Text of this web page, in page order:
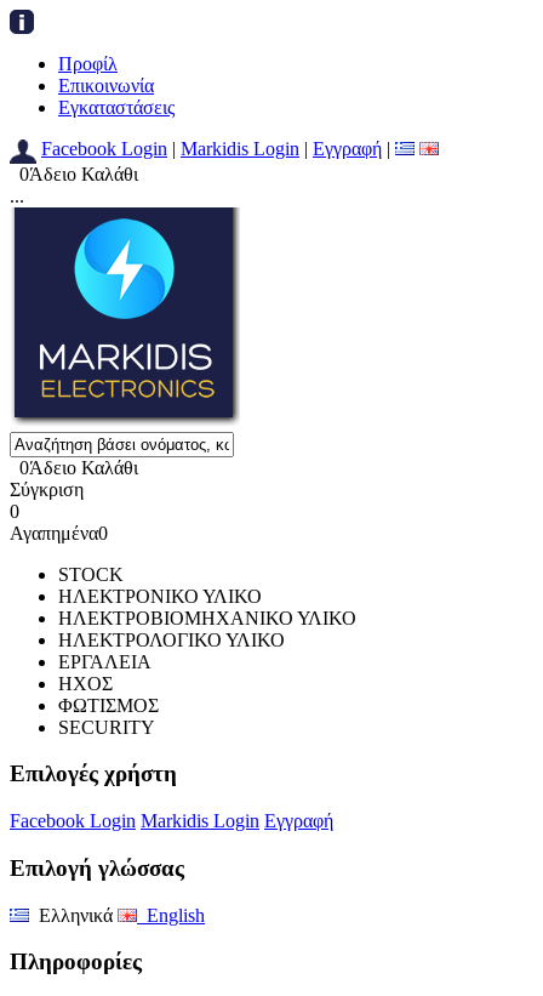
Προφίλ
Επικοινωνία
Εγκαταστάσεις
Facebook Login | Markidis Login | Εγγραφή |
0Άδειο Καλάθι
...
0Άδειο Καλάθι
Σύγκριση
0
Αγαπημένα0
STOCK
ΗΛΕΚΤΡΟΝΙΚΟ ΥΛΙΚΟ
ΗΛΕΚΤΡΟΒΙΟΜΗΧΑΝΙΚΟ ΥΛΙΚΟ
ΗΛΕΚΤΡΟΛΟΓΙΚΟ ΥΛΙΚΟ
ΕΡΓΑΛΕΙΑ
ΗΧΟΣ
ΦΩΤΙΣΜΟΣ
SECURITY
Επιλογές χρήστη
Facebook Login Markidis Login Εγγραφή
Επιλογή γλώσσας
Ελληνικά English
Πληροφορίες